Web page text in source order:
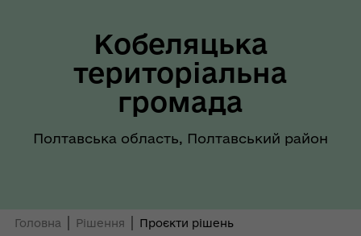
Кобеляцька
територіальна
громада
Полтавська область, Полтавський район
Головна Рішення Проєкти рішень